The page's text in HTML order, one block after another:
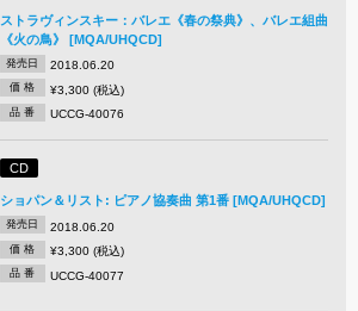
ストラヴィンスキー：バレエ《春の祭典》、バレエ組曲
《火の鳥》 [MQA/UHQCD]
発売日 2018.06.20
価 格 ¥3,300 (税込)
品 番 UCCG-40076
CD
ショパン＆リスト: ピアノ協奏曲 第1番 [MQA/UHQCD]
発売日 2018.06.20
価 格 ¥3,300 (税込)
品 番 UCCG-40077